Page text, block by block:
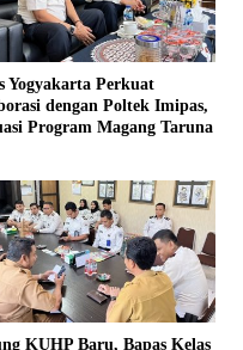
Yogyakarta Perkuat
dengan Poltek Imipas,
Program Magang Taruna
KUHP Baru, Bapas Kelas